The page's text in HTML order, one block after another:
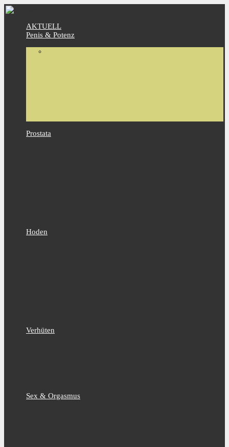
AKTUELL
Penis & Potenz
Prostata
Hoden
Verhüten
Sex & Orgasmus